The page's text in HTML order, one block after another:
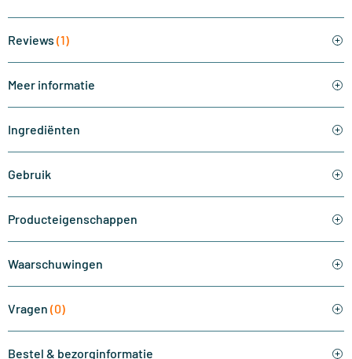
Reviews (1)
Meer informatie
Ingrediënten
Gebruik
Producteigenschappen
Waarschuwingen
Vragen (0)
Bestel & bezorginformatie